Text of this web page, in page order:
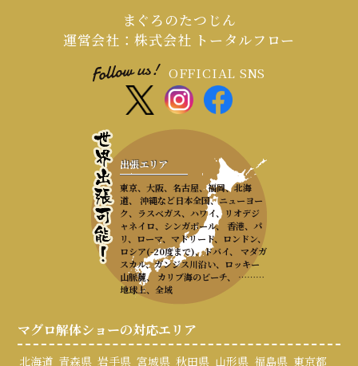
まぐろのたつじん
運営会社：株式会社 トータルフロー
OFFICIAL SNS
出張エリア
東京、大阪、名古屋、福岡、北海
道、 沖縄など日本全国、ニューヨー
ク、ラスベガス、ハワイ、リオデジ
ャネイロ、シンガポール、 香港、パ
リ、ローマ、マドリード、ロンドン、
ロシア(-20度まで)、ドバイ、 マダガ
スカル、ガンジス川沿い、ロッキー
山脈麓、 カリブ海のビーチ、 ………
地球上、全域
マグロ解体ショーの対応エリア
北海道 青森県 岩手県 宮城県 秋田県 山形県 福島県 東京都